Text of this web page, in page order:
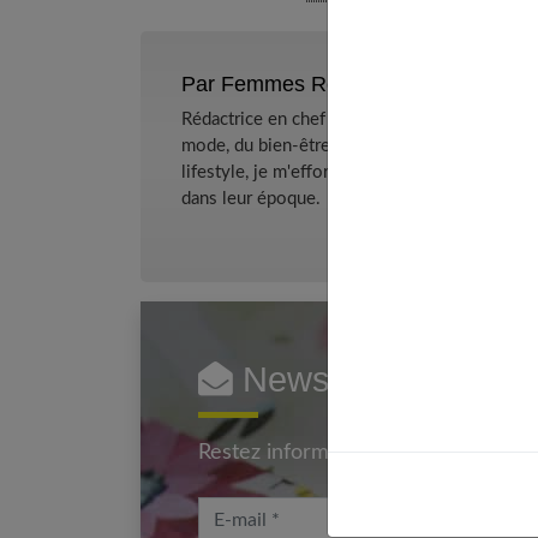
Par Femmes References
Rédactrice en chef et chercheuse de
mode, du bien-être et de la psychologie
lifestyle, je m'efforce de décrypter le
dans leur époque.
Newsletter
Restez informé en vous inscrivant
E-mail